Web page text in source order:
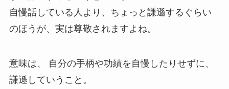
自慢話している人より、ちょっと謙遜するぐらい
のほうが、実は尊敬されますよね。
意味は、 自分の手柄や功績を自慢したりせずに、
謙遜していうこと。